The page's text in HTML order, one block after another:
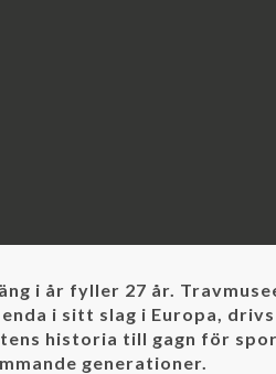
i år fyller 27 år.
i sitt slag i Europa,
historia till gagn för
generationer.